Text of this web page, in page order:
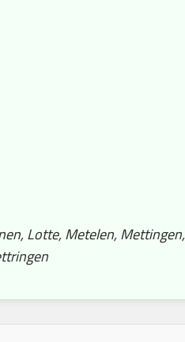
Lotte, Metelen, Mettingen,